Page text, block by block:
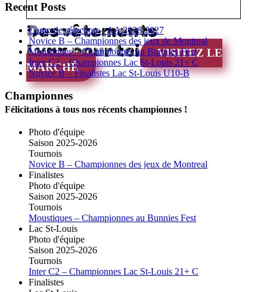
Des vêtements
Lynx pour toi
VISITEZ LE
MARCHÉ
Recent Posts
Camp de sélection – AA 2026-2027
Novice B – Championnes des jeux de Montreal
Moustiques – Championnes au Bunnies Fest
Inter C2 – Championnes Lac St-Louis 21+ C
Novice B – Finalistes Lac St-Louis U10-B
Championnes
Félicitations à tous nos récents championnes !
Photo d'équipe
Saison 2025-2026
Tournois
Novice B – Championnes des jeux de Montreal
Finalistes
Photo d'équipe
Saison 2025-2026
Tournois
Moustiques – Championnes au Bunnies Fest
Lac St-Louis
Photo d'équipe
Saison 2025-2026
Tournois
Inter C2 – Championnes Lac St-Louis 21+ C
Finalistes